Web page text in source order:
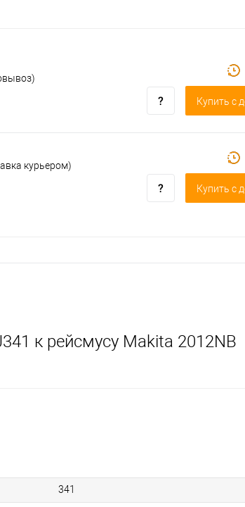
Купить c
курьером)
Купить c
к рейсмусу Makita 2012NB
341